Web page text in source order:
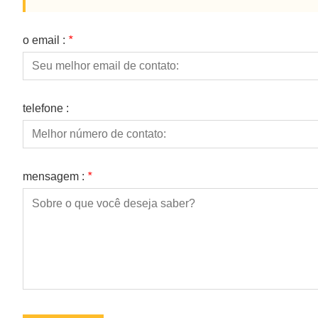
o email : *
telefone :
mensagem : *